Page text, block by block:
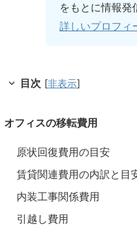
をもとに情報発
詳しいプロフィ
目次 [非表示]
オフィスの移転費用
原状回復費用の目安
賃貸関連費用の内訳と目
内装工事関係費用
引越し費用